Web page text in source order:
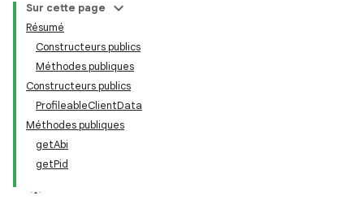
Sur cette page
Résumé
Constructeurs publics
Méthodes publiques
Constructeurs publics
ProfileableClientData
Méthodes publiques
getAbi
getPid